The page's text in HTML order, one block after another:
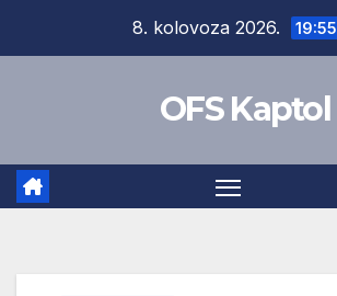
8. kolovoza 2026. 19:55
OFS Kaptol